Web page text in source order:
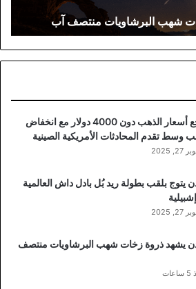
شهب البرشاويات منتصف آب
تراجع أسعار الذهب دون 4000 دولار مع انخفاض
وسط تقدم المحادثات الأمريكية الصينية
2025
يتوج بلقب بطولة ريد بُل بادل داش العالمية
2025
يشهد ذروة زخات شهب البرشاويات منتصف